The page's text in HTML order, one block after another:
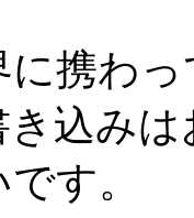
携わっ
き込みは
す。